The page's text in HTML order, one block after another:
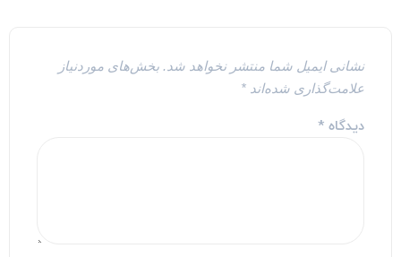
نشانی ایمیل شما منتشر نخواهد شد. بخش‌های موردنیاز
علامت‌گذاری شده‌اند*
دیدگاه*